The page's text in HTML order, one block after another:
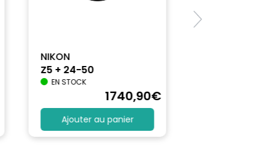
NIKON
Z5 + 24-50
EN STOCK
1740,90€
Ajouter au panier